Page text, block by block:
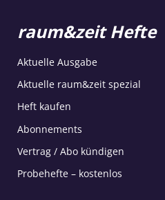
raum&zeit Hefte
Aktuelle Ausgabe
Aktuelle raum&zeit spezial
Heft kaufen
Abonnements
Vertrag / Abo kündigen
Probehefte – kostenlos